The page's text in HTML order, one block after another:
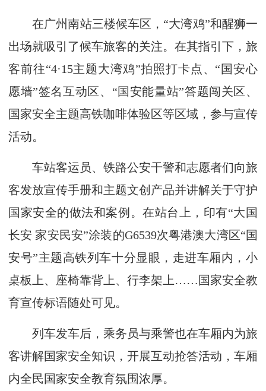
在广州南站三楼候车区，“大湾鸡”和醒狮一
出场就吸引了候车旅客的关注。在其指引下，旅
客前往“4·15主题大湾鸡”拍照打卡点、“国安心
愿墙”签名互动区、“国安能量站”答题闯关区、
国家安全主题高铁咖啡体验区等区域，参与宣传
活动。
车站客运员、铁路公安干警和志愿者们向旅
客发放宣传手册和主题文创产品并讲解关于守护
国家安全的做法和案例。在站台上，印有“大国
长安 家安民安”涂装的G6539次粤港澳大湾区“国
安号”主题高铁列车十分显眼，走进车厢内，小
桌板上、座椅靠背上、行李架上……国家安全教
育宣传标语随处可见。
列车发车后，乘务员与乘警也在车厢内为旅
客讲解国家安全知识，开展互动抢答活动，车厢
内全民国家安全教育氛围浓厚。